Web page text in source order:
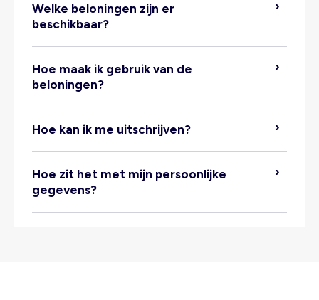
loyaliteitszone > Mijn familie > Nodig
Welke beloningen zijn er
beschikbaar?
Hoe maak ik gebruik van de
beloningen?
Hoe kan ik me uitschrijven?
Hoe zit het met mijn persoonlijke
gegevens?